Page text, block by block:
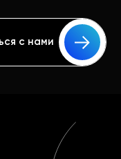
с нами